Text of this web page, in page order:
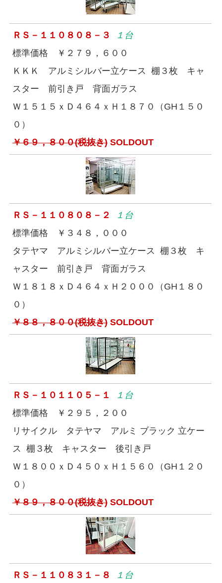
ＲＳ－１１０８０８－３
１台
標準価格 ￥２７９，６００
ＫＫＫ アルミシルバー立ケース 棚３枚 キャ
スター 前引き戸 背面ガラス
Ｗ１５１５ｘＤ４６４ｘＨ１８７０（GH１５０
０）
￥６９，８００(税抜き) SOLDOUT
ＲＳ－１１０８０８－２
１台
標準価格 ￥３４８，０００
タテヤマ アルミシルバー立ケース 棚３枚 キ
ャスター 前引き戸 背面ガラス
Ｗ１８１８ｘＤ４６４ｘＨ２０００（GH１８０
０）
￥８８，８００(税抜き) SOLDOUT
ＲＳ－１０１１０５－１
１台
標準価格 ￥２９５，２００
リサイクル タテヤマ アルミ ブラック 立ケー
ス 棚３枚 キャスター 後引き戸
Ｗ１８００ｘＤ４５０ｘＨ１５６０（GH１２０
０）
￥８９，８００(税抜き) SOLDOUT
ＲＳ－１１０８３１－８ １台